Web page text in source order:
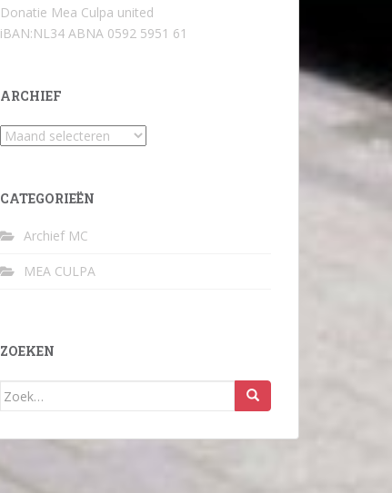
Donatie Mea Culpa united
iBAN:NL34 ABNA 0592 5951 61
ARCHIEF
Archief
CATEGORIEËN
Archief MC
MEA CULPA
ZOEKEN
Zoek